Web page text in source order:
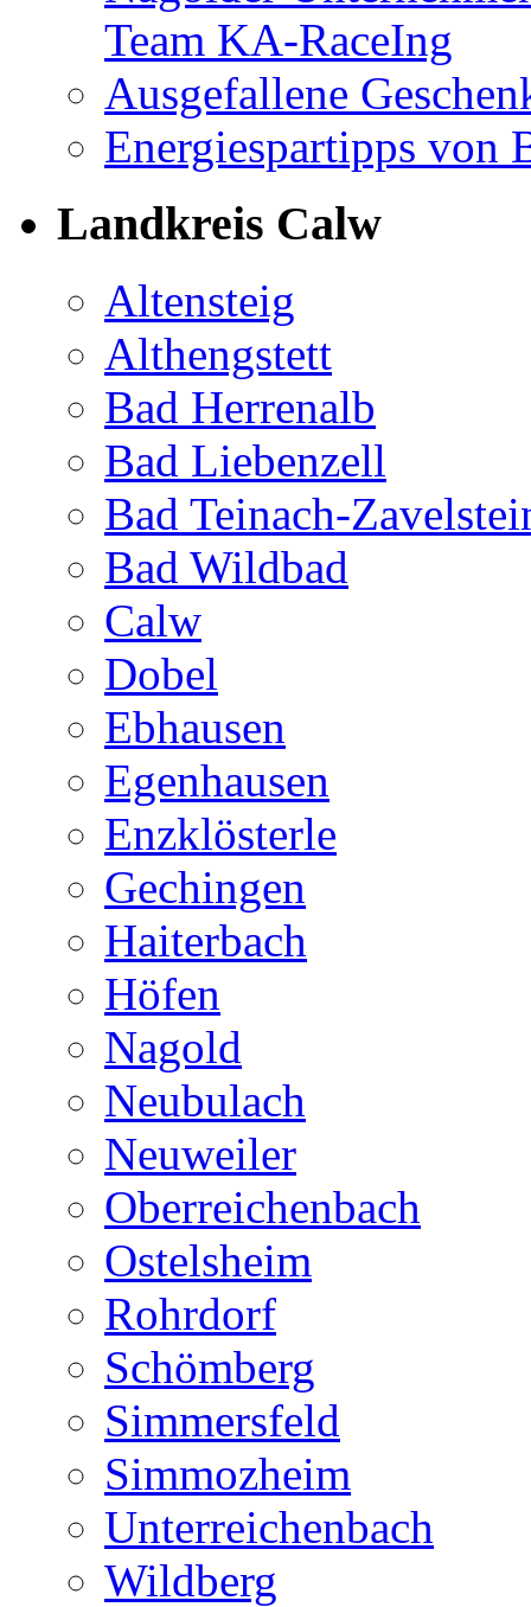
Team KA-RaceIng
Ausgefallene
Energiespartipps von
Landkreis Calw
Altensteig
Althengstett
Bad Herrenalb
Bad Liebenzell
Bad Teinach-
Bad Wildbad
Calw
Dobel
Ebhausen
Egenhausen
Enzklösterle
Gechingen
Haiterbach
Höfen
Nagold
Neubulach
Neuweiler
Oberreichenbach
Ostelsheim
Rohrdorf
Schömberg
Simmersfeld
Simmozheim
Unterreichenbach
Wildberg